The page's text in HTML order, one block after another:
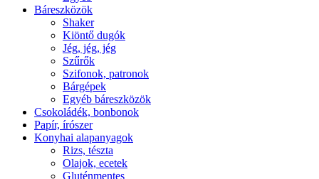
Báreszközök
Shaker
Kiöntő dugók
Jég, jég, jég
Szűrők
Szifonok, patronok
Bárgépek
Egyéb báreszközök
Csokoládék, bonbonok
Papír, írószer
Konyhai alapanyagok
Rizs, tészta
Olajok, ecetek
Gluténmentes